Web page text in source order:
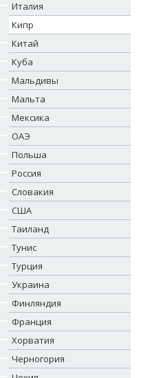
Италия
Кипр
Китай
Куба
Мальдивы
Мальта
Мексика
ОАЭ
Польша
Россия
Словакия
США
Таиланд
Тунис
Турция
Украина
Финляндия
Франция
Хорватия
Черногория